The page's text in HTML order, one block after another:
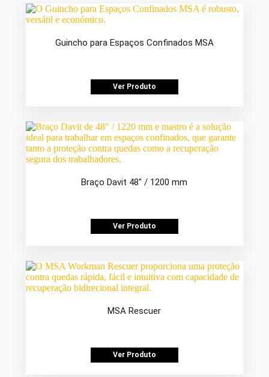
Guincho para Espaços Confinados MSA
Ver Produto
Braço Davit 48″ / 1200 mm
Ver Produto
MSA Rescuer
Ver Produto